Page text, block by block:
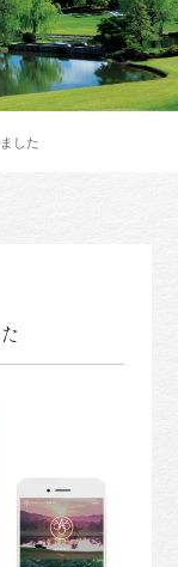
した